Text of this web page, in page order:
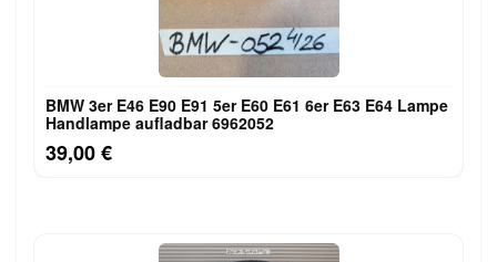
BMW 3er E46 E90 E91 5er E60 E61 6er E63 E64 Lampe
Handlampe aufladbar 6962052
39,00 €